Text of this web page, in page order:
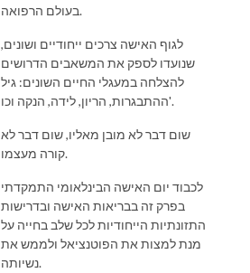
בעולם הרפואה.
לגוף האישה צרכים ייחודיים ושונים,
שנועדו לספק את המשאבים הדרושים
להצלחה במעגלי החיים השונים: גיל
ההתבגרות, הריון, לידה, הנקה וכו'.
שום דבר לא מובן מאליו, שום דבר לא
קורה מעצמו.
לכבוד יום האישה הבינלאומי התמקדתי
בפרק זה בבריאות האישה ובדרישות
התזונתיות הייחודיות לכל שלב בחייה על
מנת למצות את הפוטנציאל ולממש את
נשיותה.